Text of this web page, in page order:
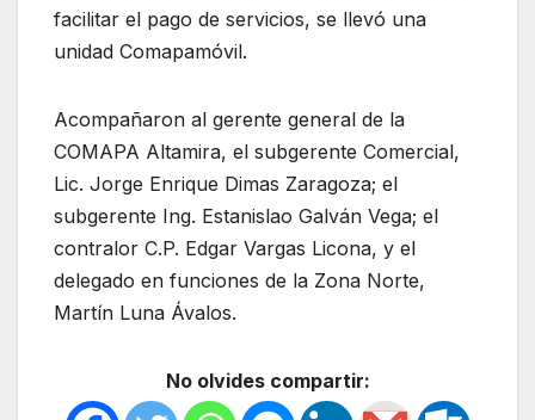
facilitar el pago de servicios, se llevó una
unidad Comapamóvil.
Acompañaron al gerente general de la
COMAPA Altamira, el subgerente Comercial,
Lic. Jorge Enrique Dimas Zaragoza; el
subgerente Ing. Estanislao Galván Vega; el
contralor C.P. Edgar Vargas Licona, y el
delegado en funciones de la Zona Norte,
Martín Luna Ávalos.
No olvides compartir: